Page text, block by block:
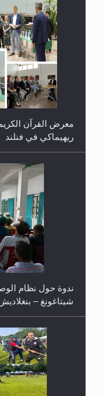
معرض القرآن
ريهيماكي في فنلند
ندوة حول نظام
شيتاغونغ –